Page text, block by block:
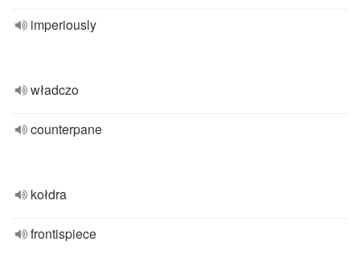
imperiously
władczo
counterpane
kołdra
frontispiece